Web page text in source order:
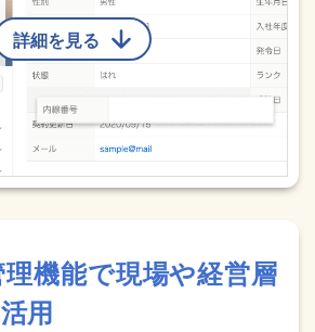
詳細を見る
機能で現場や経営層
用